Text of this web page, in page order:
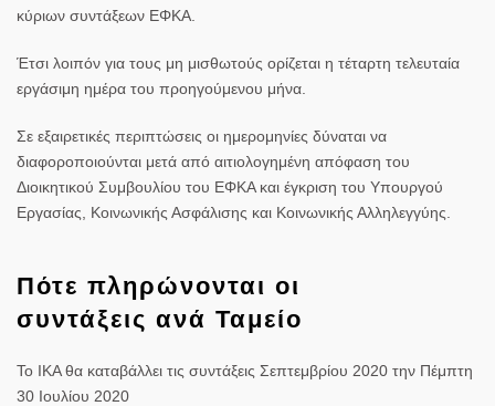
κύριων συντάξεων ΕΦΚΑ.
Έτσι λοιπόν για τους μη μισθωτούς ορίζεται η τέταρτη τελευταία
εργάσιμη ημέρα του προηγούμενου μήνα.
Σε εξαιρετικές περιπτώσεις οι ημερομηνίες δύναται να
διαφοροποιούνται μετά από αιτιολογημένη απόφαση του
Διοικητικού Συμβουλίου του ΕΦΚΑ και έγκριση του Υπουργού
Εργασίας, Κοινωνικής Ασφάλισης και Κοινωνικής Αλληλεγγύης.
Πότε πληρώνονται οι
συντάξεις ανά Ταμείο
Το ΙΚΑ θα καταβάλλει τις συντάξεις Σεπτεμβρίου 2020 την Πέμπτη
30 Ιουλίου 2020